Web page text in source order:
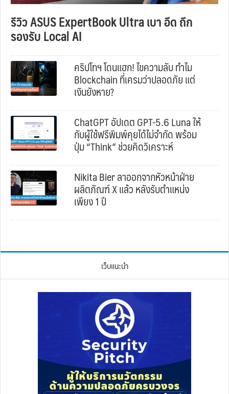
รีวิว ASUS ExpertBook Ultra เบา อึด ถึก
รองรับ Local AI
คริปโทฯ โดนแฮก! ไขความลับ ทำไม
Blockchain ที่เครมว่าปลอดภัย แต่
เงินยังหาย?
ChatGPT อัปเดต GPT-5.6 Luna ให้
กับผู้ใช้ฟรีพิมพ์คุยได้ไม่จำกัด พร้อม
ปุ่ม “Think” ช่วยคิดวิเคราะห์
Nikita Bier ลาออกจากหัวหน้าฝ่าย
ผลิตภัณฑ์ X แล้ว หลังรับตำแหน่ง
เพียง 1 ปี
เว็บแนะนำ